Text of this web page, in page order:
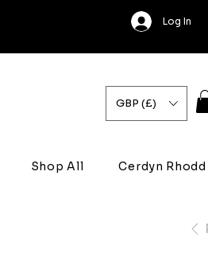
Log In
GBP (£)
Shop All Cerdyn Rhodd